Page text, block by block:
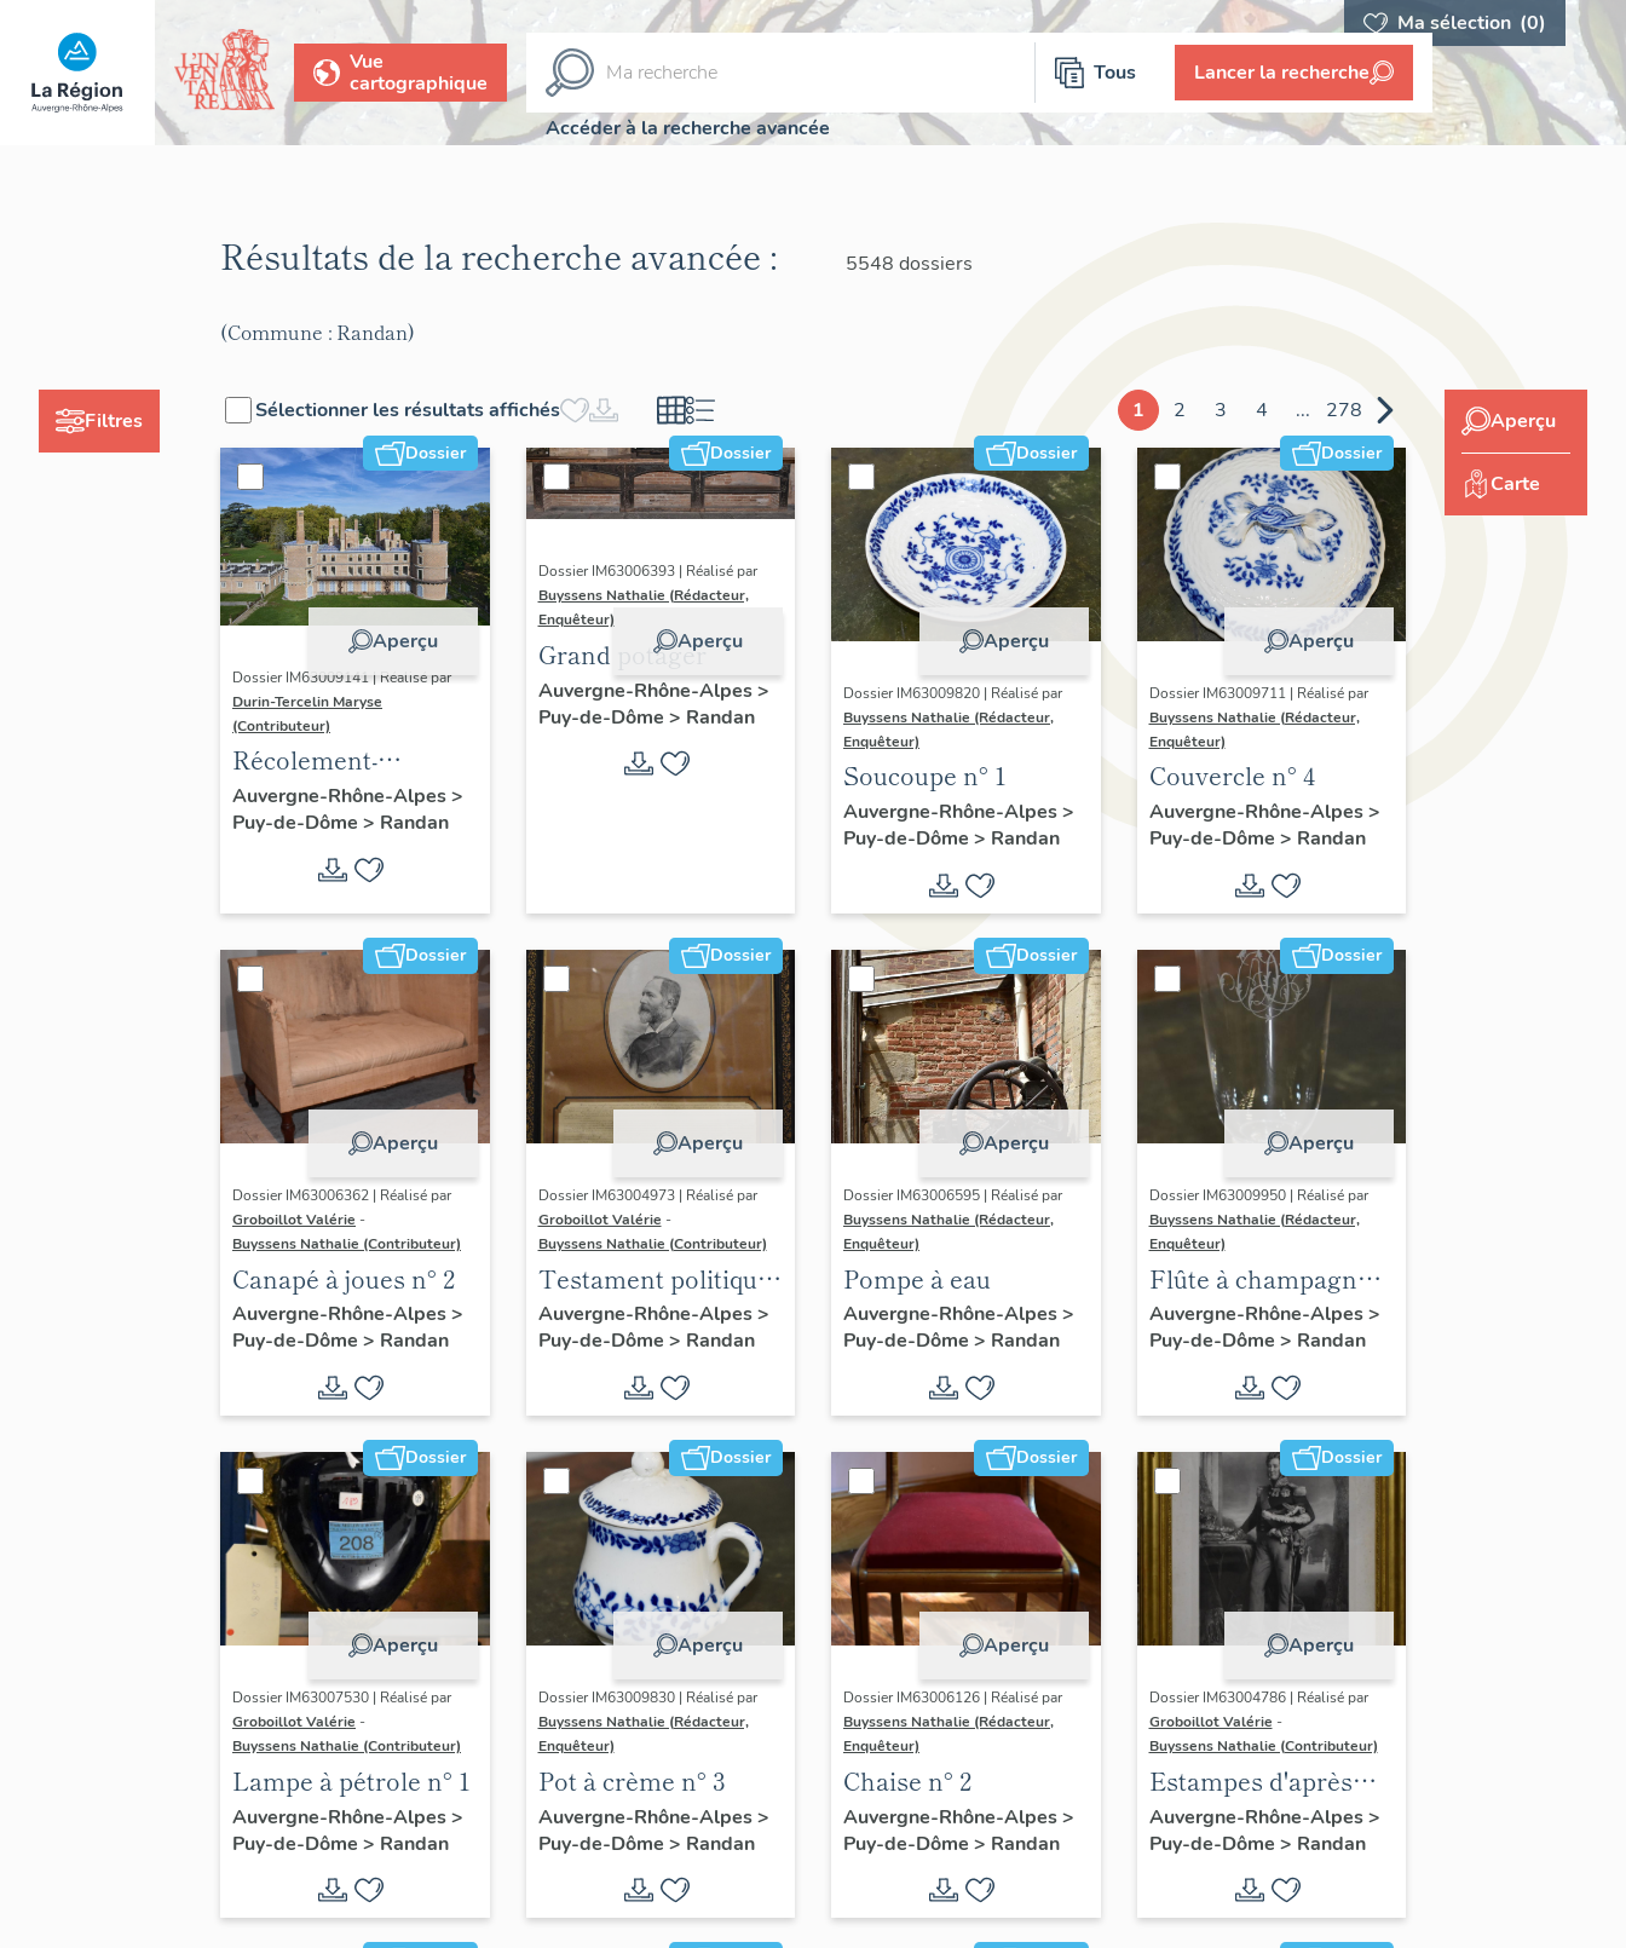
Ma sélection (0)
Vue
cartographique
Tous Lancer la recherche
Accéder à la recherche avancée
Filtres
Résultats de la recherche avancée : 5548 dossiers
(Commune : Randan)
Sélectionner les résultats affichés 1 2 3 4 ... 278
Dossier
Aperçu
Dossier IM63009141 | Réalisé par
Durin-Tercelin Maryse
(Contributeur)
Récolement-
inventaire du fonds
mobilier du domaine
royal de Randan
Auvergne-Rhône-Alpes>
Puy-de-Dôme > Randan
Dossier
Aperçu
Dossier IM63006393 | Réalisé par
Buyssens Nathalie (Rédacteur,
Enquêteur)
Grand potager
Auvergne-Rhône-Alpes>
Puy-de-Dôme > Randan
Dossier
Aperçu
Dossier IM63009820 | Réalisé par
Buyssens Nathalie (Rédacteur,
Enquêteur)
Soucoupe n° 1
Auvergne-Rhône-Alpes>
Puy-de-Dôme > Randan
Dossier
Aperçu
Dossier IM63009711 | Réalisé par
Buyssens Nathalie (Rédacteur,
Enquêteur)
Couvercle n° 4
Auvergne-Rhône-Alpes>
Puy-de-Dôme > Randan
Dossier
Aperçu
Dossier IM63006362 | Réalisé par
Groboillot Valérie -
Buyssens Nathalie (Contributeur)
Canapé à joues n° 2
Auvergne-Rhône-Alpes>
Puy-de-Dôme > Randan
Dossier
Aperçu
Dossier IM63004973 | Réalisé par
Groboillot Valérie -
Buyssens Nathalie (Contributeur)
Testament politique
de Philippe
d'Orléans, comte de
Auvergne-Rhône-Alpes>
Puy-de-Dôme > Randan
Dossier
Aperçu
Dossier IM63006595 | Réalisé par
Buyssens Nathalie (Rédacteur,
Enquêteur)
Pompe à eau
Auvergne-Rhône-Alpes>
Puy-de-Dôme > Randan
Dossier
Aperçu
Dossier IM63009950 | Réalisé par
Buyssens Nathalie (Rédacteur,
Enquêteur)
Flûte à champagne
n° 9
Auvergne-Rhône-Alpes>
Puy-de-Dôme > Randan
Dossier
Aperçu
Dossier IM63007530 | Réalisé par
Groboillot Valérie -
Buyssens Nathalie (Contributeur)
Lampe à pétrole n° 1
Auvergne-Rhône-Alpes>
Puy-de-Dôme > Randan
Dossier
Aperçu
Dossier IM63009830 | Réalisé par
Buyssens Nathalie (Rédacteur,
Enquêteur)
Pot à crème n° 3
Auvergne-Rhône-Alpes>
Puy-de-Dôme > Randan
Dossier
Aperçu
Dossier IM63006126 | Réalisé par
Buyssens Nathalie (Rédacteur,
Enquêteur)
Chaise n° 2
Auvergne-Rhône-Alpes>
Puy-de-Dôme > Randan
Dossier
Aperçu
Dossier IM63004786 | Réalisé par
Groboillot Valérie -
Buyssens Nathalie (Contributeur)
Estampes d'après
Franz Xaver
Winterhalter (2) :
Portrait de Louis
Philippe Ier, roi des
Auvergne-Rhône-Alpes>
Puy-de-Dôme > Randan
Aperçu
Carte